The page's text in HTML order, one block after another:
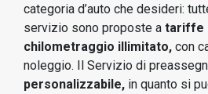
categoria d’auto che desideri:
servizio sono proposte a tariffe
chilometraggio illimitato, con
noleggio. Il Servizio di
personalizzabile, in quanto si